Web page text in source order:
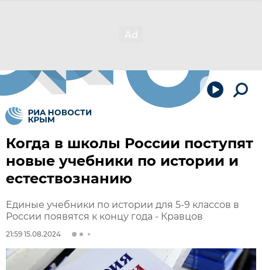
Когда в школы России поступят
новые учебники по истории и
естествознанию
Единые учебники по истории для 5-9 классов в
России появятся к концу года - Кравцов
21:59 15.08.2024